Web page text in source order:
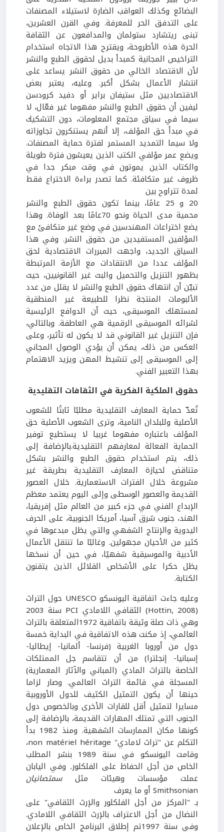
البضائع وكذلك العواقب الضارة لاستيلاء المصنفات
على التدفق الحر للمعرفة. وفي القرن العشرين،
تبنى ريتشارد ستولمان والمدافعون عن الثقافة
الحرة هذه الأطروحة، ويقترح هذا الاتجاه استخدام
التراخيص المجانية كمبدأ بديل لحقوق الطبع والنشر
لأن الاقتصاد الخالي من حقوق النشر يساعد على
انتشار الأعمال بشكل أكبر. وعليه، يعتبر بعض
الاقتصاديين مثل ستيفان براير أو دفيد كرودسن
ليفين أن حقوق الطبع والنشر مفهوما غير فعّال، لا
سيما في سياق مجتمع المعلومات، دون التشكيك
في مبدأ حق المؤلف، إلا أنهم يستنكرون تجاوزاته
ولا سيما التمديد المستمر لفترة حماية المصنفات.
ويضع عمر مؤلفي الكتب الذين يعيشون فترة طويلة
والكتاب الذين يموتون في وقت مبكر جدا في
ظروف غير متكافئة. كما تصدر براءة الاختراع فقط
لمدة تتراوح بين
20 و 25 عامًا، بينما تكون حقوق الطبع والنشر
محمية مدى الحياة ونحو 70عامًا بعد الوفاة. وهذا
يضع اختراعات المهندسين في وضع غير متكافئ مع
المؤلفين المستفيدين من حقوق النشر. وفي هذا
السياق الجديد، واجهت المبررات الاقتصادية لحق
المؤلف عددا من الانتقادات مع الأزمة المرتبطة
بظهور التنزيل والتحميل والبث غير القانونيين، حيث
تبيّن أن انتهاك حقوق الطبع والنشر لا يقلل من عدد
الألبومات المنتجة نظرا للطبيعة غير المنطقية
لمستهلك الموسيقى، حيث أن الدوافع الرئيسية
لشرائه الموسيقى الرقمية هي العاطفة. وبالتالي،
فإن التنزيل غير القانوني قد لا يكون له تأثير، وعلى
العكس من ذلك، يمكن أن يؤدي الوصول المجاني
إلى الموسيقى إلى تنشيط المهن ويزيد الاهتمام
بهذا التعبير الفني.
حقوق الملكية الفكرية في الثقافات التقليدية
تُعدّ حماية المعارف التقليدية مطلبًا ثابتًا للشعوب
الأصلية وللبلدان النامية، وترى الشعوب الأصلية حق
المؤلف باعتباره مفهوما غربيا لا يستطيع توفير
الحماية الفعالة لمعارفهم التقليدية.بالإضافة إلى
ذلك، يتم استخدام حقوق الطبع والنشر بشكل
متناقض لحيازة المعارف التقليدية بطريقة غير
مشروعة خلال الفترات الاستعمارية. خلال العصور
القديمة والعصور الوسطى وإلى اليوم يعتمد معظم
الإبداع الفني في جزء كبير من العالم مثل إفريقيا،
الهند، جنوب شرق آسيا، أمريكا الجنوبية، على الحرف
اليدوية والإنتاج الشفهي والتي يظل مبدعوها في
كثير من الأحيان مجهولين. وغالبًا ما تنتقل الأعمال
الأدبية والموسيقية شفهيًا، في حين أن نسخها
يظل حكرا على الأشخاص القلائل الذين يتقنون
الكتابة.
وعليه جاءت اتفاقية اليونسكو UNESCO حول التراث
(Hottin, 2008) الثقافي اللامادي PCI
سنة 2003
وهي ذات صلة وثيقة باتفاقية 1972المتعلقة بالتراث
العالمي، إذ مكنت هذه الاتفاقية في البداية خمسة
دول من أوروبا الغربية (فرنسا- ألمانيا- إيطاليا-
إسبانيا- إنجلترا) من أن تتقاسم جل الممتلكات
الخاصة بالتراث المادي (المباني والآثار المعمارية)
المسجلة في قائمة التراث العالمي. وصار لزاما
حينها أن يكون التمثيل الكثيف للدول الأوروبية
مسايرا لتمثيل أقل للقارات الأخرى وبالخصوص دول
الجنوب التي تمتلك المهارات القديمة، بالإضافة إلى
كونها مكان الممارسات الشفهية. ومنذ 1982 بدأ
التكلم عن "تراث لامادي" non matériel héritage،
وقامت اليونسكو في سنة 1989 بنشر المطلب
الخاص من أجل الحفاظ على الفلكلور. وفي اليابان
عملت مؤسسات وهيئات مثلسمتصانيان
Smithsonian أو ما يعرف
بـ "المركز من أجل الفلكلور والإرث الثقافي" على
النضال من أجل الاعتراف بالإرث الثقافي اللامادي.
وفي سنة 1997تم إطلاق البرنامج الخاص بالإعلان